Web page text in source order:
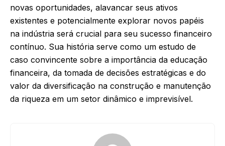
novas oportunidades, alavancar seus ativos
existentes e potencialmente explorar novos papéis
na indústria será crucial para seu sucesso financeiro
contínuo. Sua história serve como um estudo de
caso convincente sobre a importância da educação
financeira, da tomada de decisões estratégicas e do
valor da diversificação na construção e manutenção
da riqueza em um setor dinâmico e imprevisível.